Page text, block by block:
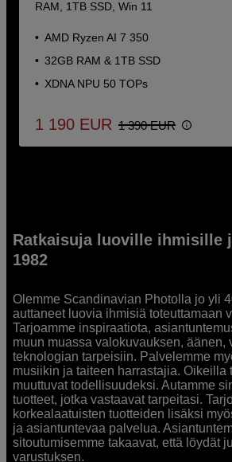
RAM, 1TB SSD, Win 11
AMD Ryzen AI 7 350
32GB RAM & 1TB SSD
XDNA NPU 50 TOPs
1 190 EUR 1 390 EUR
Ratkaisuja luoville ihmisille
1982
Olemme Scandinavian Photolla jo yli
auttaneet luovia ihmisiä toteuttamaan
Tarjoamme inspiraatiota,
muun muassa valokuvauksen, äänen,
teknologian tarpeisiin. Palvelemme
musiikin ja taiteen harrastajia. Oikeilla
muuttuvat todellisuudeksi. Autamme
tuotteet, jotka vastaavat tarpeitasi.
korkealaatuisten tuotteiden lisäksi
ja asiantuntevaa palvelua.
sitoutumisemme takaavat, että löydät
varustuksen.